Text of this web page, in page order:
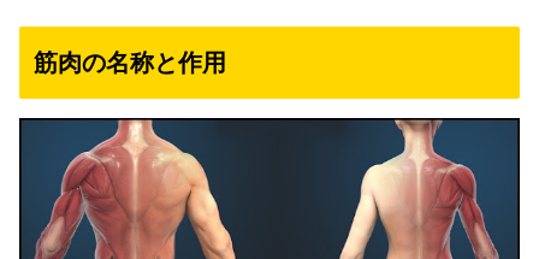
筋肉の名称と作用